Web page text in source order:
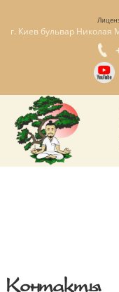
г. Киев бульвар
Контакты